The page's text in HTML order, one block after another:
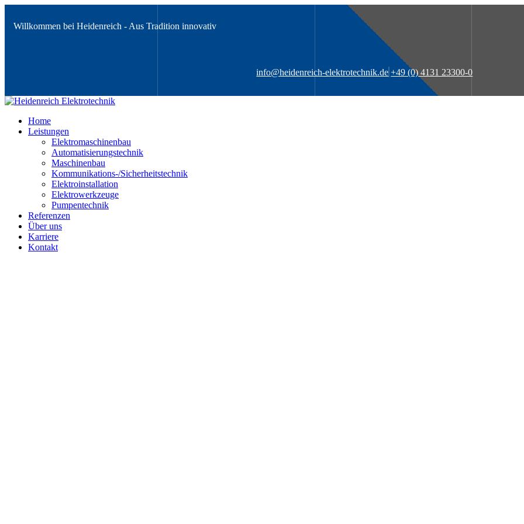
Willkommen bei Heidenreich - Aus Tradition innovativ
info@heidenreich-elektrotechnik.de +49 (0) 4131 23300-0
Home
Leistungen
Elektromaschinenbau
Automatisierungstechnik
Maschinenbau
Kommunikations-/Sicherheitstechnik
Elektroinstallation
Elektrowerkzeuge
Pumpentechnik
Referenzen
Über uns
Karriere
Kontakt